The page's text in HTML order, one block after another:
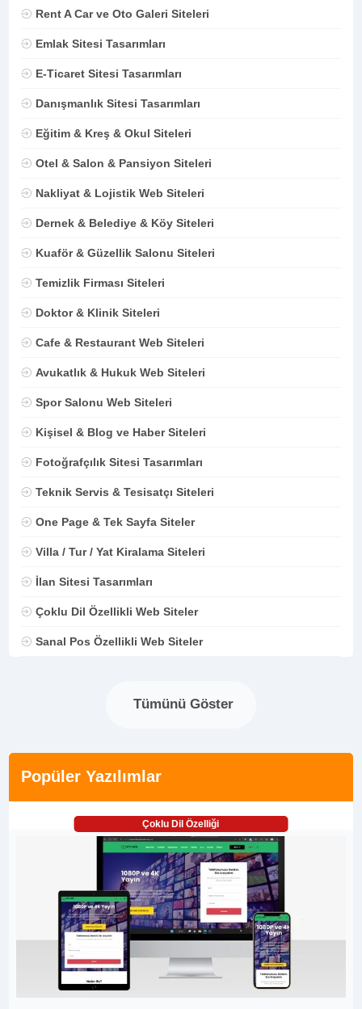
Rent A Car ve Oto Galeri Siteleri
Emlak Sitesi Tasarımları
E-Ticaret Sitesi Tasarımları
Danışmanlık Sitesi Tasarımları
Eğitim & Kreş & Okul Siteleri
Otel & Salon & Pansiyon Siteleri
Nakliyat & Lojistik Web Siteleri
Dernek & Belediye & Köy Siteleri
Kuaför & Güzellik Salonu Siteleri
Temizlik Firması Siteleri
Doktor & Klinik Siteleri
Cafe & Restaurant Web Siteleri
Avukatlık & Hukuk Web Siteleri
Spor Salonu Web Siteleri
Kişisel & Blog ve Haber Siteleri
Fotoğrafçılık Sitesi Tasarımları
Teknik Servis & Tesisatçı Siteleri
One Page & Tek Sayfa Siteler
Villa / Tur / Yat Kiralama Siteleri
İlan Sitesi Tasarımları
Çoklu Dil Özellikli Web Siteler
Sanal Pos Özellikli Web Siteler
Tümünü Göster
Popüler Yazılımlar
Çoklu Dil Özelliği